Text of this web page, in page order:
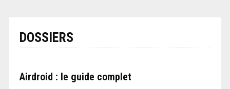
DOSSIERS
Airdroid : le guide complet